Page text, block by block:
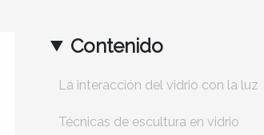
Contenido
La interacción del vidrio con la luz
Técnicas de escultura en vidrio